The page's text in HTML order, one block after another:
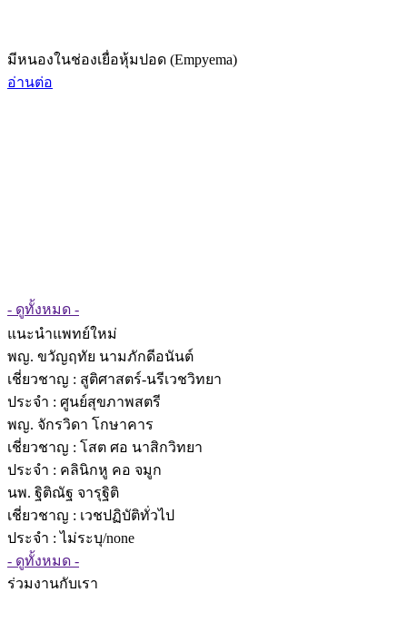
มีหนองในช่องเยื่อหุ้มปอด (Empyema)
อ่านต่อ
- ดูทั้งหมด -
แนะนำแพทย์ใหม่
พญ. ขวัญฤทัย นามภักดีอนันต์
เชี่ยวชาญ : สูติศาสตร์-นรีเวชวิทยา
ประจำ : ศูนย์สุขภาพสตรี
พญ. จักรวิดา โกษาคาร
เชี่ยวชาญ : โสต ศอ นาสิกวิทยา
ประจำ : คลินิกหู คอ จมูก
นพ. ฐิติณัฐ จารุฐิติ
เชี่ยวชาญ : เวชปฏิบัติทั่วไป
ประจำ : ไม่ระบุ/none
- ดูทั้งหมด -
ร่วมงานกับเรา